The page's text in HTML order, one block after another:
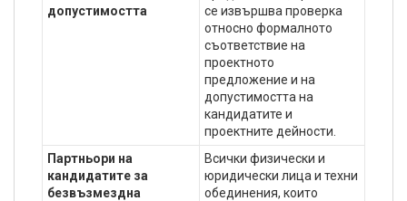
допустимостта
се извършва проверка
относно формалното
съответствие на
проектното
предложение и на
допустимостта на
кандидатите и
проектните дейности.
Партньори на
кандидатите за
безвъзмездна
Всички физически и
юридически лица и техни
обединения, които